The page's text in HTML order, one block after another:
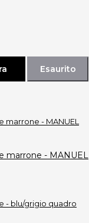
Esaurito
marrone - MANUEL